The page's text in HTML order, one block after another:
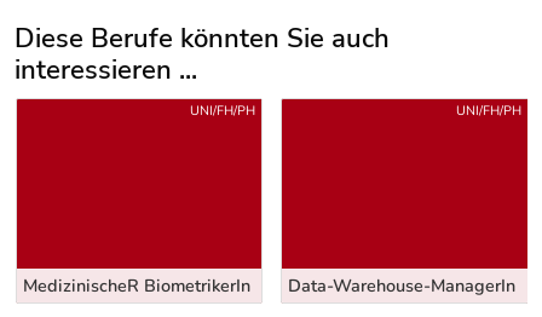
Diese Berufe könnten Sie auch
interessieren ...
Uber weitere Berufsvorschläge
MedizinischeR BiometrikerIn
UNI/FH/PH
Data-Warehouse-ManagerIn
UNI/FH/PH